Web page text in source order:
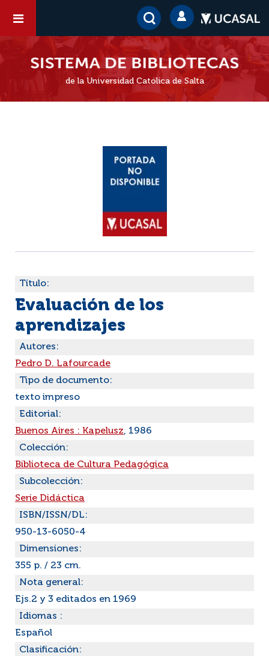
de la Universidad Católica de Salta
Título:
Evaluación de los
aprendizajes
Autores:
Pedro D. Lafourcade
Tipo de documento:
texto impreso
Editorial:
Buenos Aires : Kapelusz, 1986
Colección:
Biblioteca de Cultura Pedagógica
Subcolección:
Serie Didáctica
ISBN/ISSN/DL:
950-13-6050-4
Dimensiones:
355 p. / 23 cm.
Nota general:
Ejs.2 y 3 editados en 1969
Idiomas :
Español
Clasificación: